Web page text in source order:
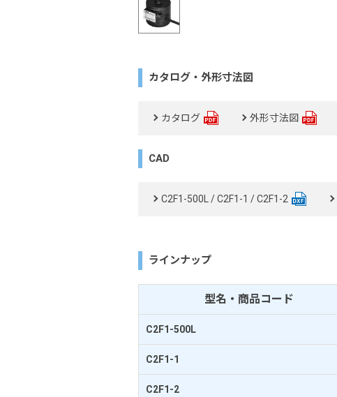
カタログ・外形寸法図
カタログ 外形寸法図
CAD
C2F1-500L / C2F1-1 / C2F1-2
ラインナップ
型名・商品コード
C2F1-500L
C2F1-1
C2F1-2